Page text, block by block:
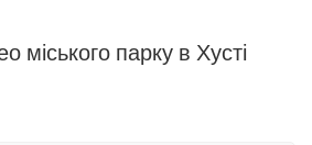
міського парку в Хусті